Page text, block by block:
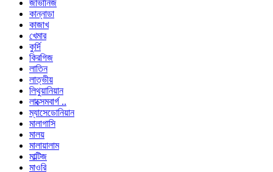
জাভানিজ
কান্নাডা
কাজাখ
খেমার
কুর্দি
কিরগিজ
লাতিন
লাত্ভীয়
লিথুয়ানিয়ান
লাক্সেমবার্গ ..
ম্যাসেডোনিয়ান
মালাগাসি
মালয়
মালায়ালাম
মাল্টিজ
মাওরি